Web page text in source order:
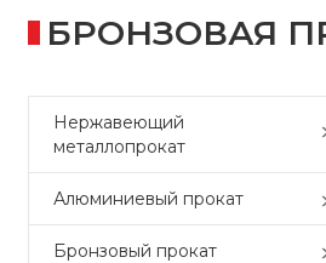
БРОНЗОВАЯ
Нержавеющий
металлопрокат
Алюминиевый прокат
Бронзовый прокат